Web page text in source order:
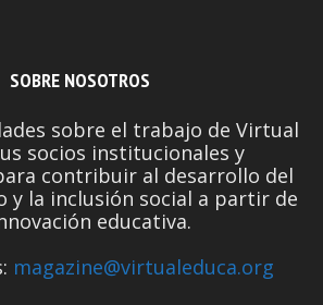
SOBRE NOSOTROS
sobre el trabajo de Virtual
socios institucionales y
contribuir al desarrollo del
y la inclusión social a partir de
educativa.
magazine@virtualeduca.org